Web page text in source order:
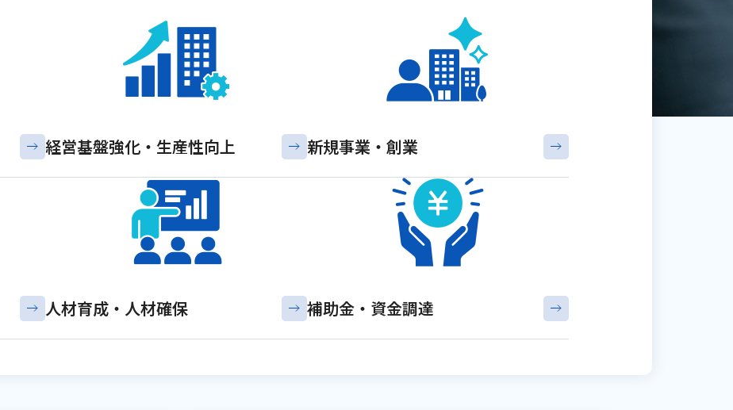
経営基盤強化・ 生産性向上 新規事業・創業
人材育成・ 人材確保 補助金・ 資金調達